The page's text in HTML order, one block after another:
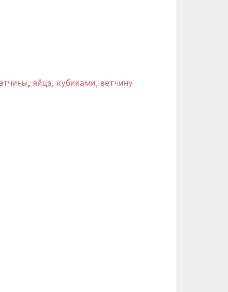
, яйца, кубиками, ветчину